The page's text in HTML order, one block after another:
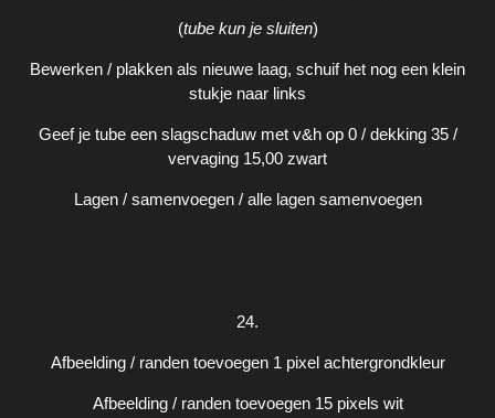
(tube kun je sluiten)
Bewerken / plakken als nieuwe laag, schuif het nog een klein
stukje naar links
Geef je tube een slagschaduw met v&h op 0 / dekking 35 /
vervaging 15,00 zwart
Lagen / samenvoegen / alle lagen samenvoegen
24.
Afbeelding / randen toevoegen 1 pixel achtergrondkleur
Afbeelding / randen toevoegen 15 pixels wit